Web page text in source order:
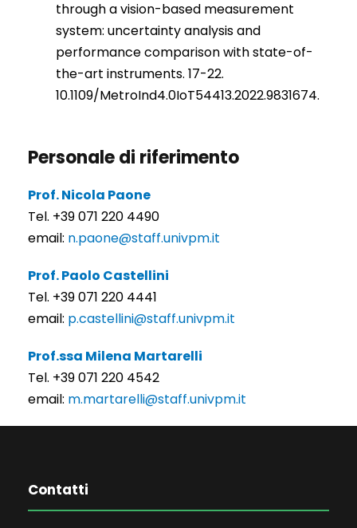
through a vision-based measurement
system: uncertainty analysis and
performance comparison with state-of-
the-art instruments. 17-22.
10.1109/MetroInd4.0IoT54413.2022.9831674.
Personale di riferimento
Prof. Nicola Paone
Tel. +39 071 220 4490
email: n.paone@staff.univpm.it
Prof. Paolo Castellini
Tel. +39 071 220 4441
email: p.castellini@staff.univpm.it
Prof.ssa Milena Martarelli
Tel. +39 071 220 4542
email: m.martarelli@staff.univpm.it
Contatti